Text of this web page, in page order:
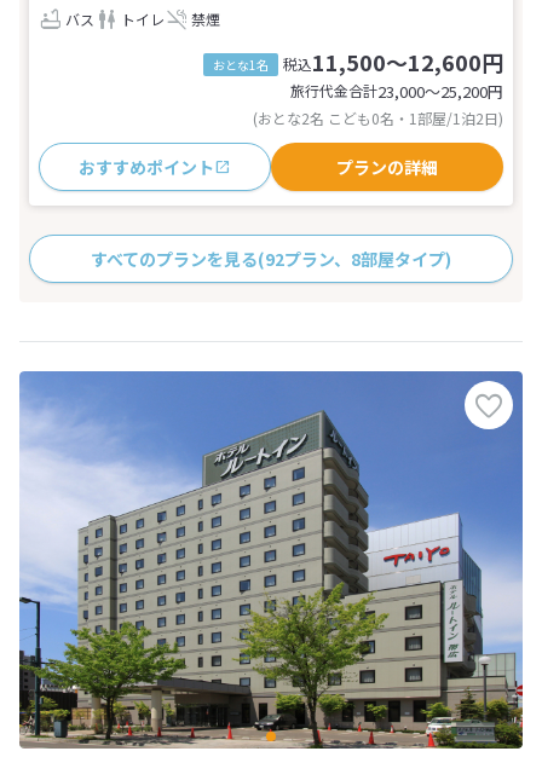
バス
トイレ 禁煙
おとな1名 税込11,500～12,600円
旅行代金合計23,000〜25,200円
(おとな2名 こども0名・1部屋/1泊2日)
おすすめポイント プランの詳細
すべてのプランを見る(92プラン、8部屋タイプ)